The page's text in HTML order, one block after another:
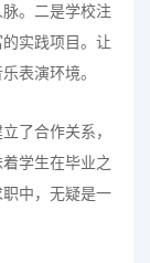
。二是学校注
实践项目。让
表演环境。
了合作关系，
学生在毕业之
中，无疑是一